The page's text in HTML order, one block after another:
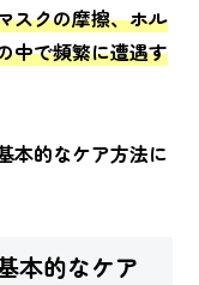
スクの摩擦、ホル
中で頻繁に遭遇す
本的なケア方法に
本的なケア